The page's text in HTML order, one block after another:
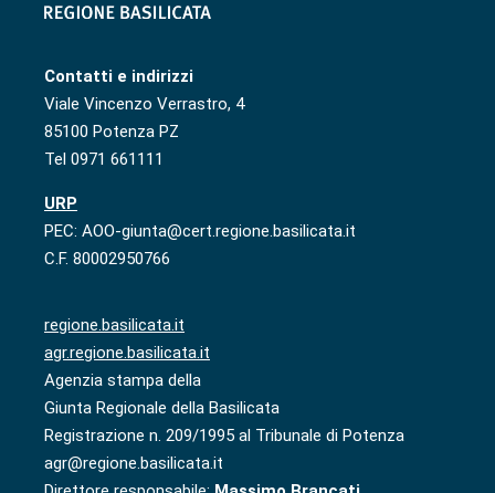
Contatti e indirizzi
Viale Vincenzo Verrastro, 4
85100 Potenza PZ
Tel 0971 661111
URP
PEC: AOO-giunta@cert.regione.basilicata.it
C.F. 80002950766
regione.basilicata.it
agr.regione.basilicata.it
Agenzia stampa della
Giunta Regionale della Basilicata
Registrazione n. 209/1995 al Tribunale di Potenza
agr@regione.basilicata.it